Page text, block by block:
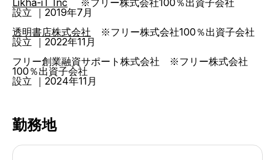
Likha-iT Inc ※フリー株式会社100％出資子会社
設立
｜2019年7月
透明書店株式会社 ※フリー株式会社100％出資子会社
設立
｜2022年11月
フリー創業融資サポート株式会社 ※フリー株式会社
100％出資子会社
設立
｜2024年11月
勤務地